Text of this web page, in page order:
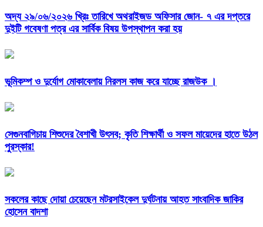
অদ্য ২৯/০৬/২০২৬ খ্রিঃ তারিখে অথরাইজড অফিসার জোন- ৭ এর দপ্তরে
দুইটি গবেষণা পত্র এর সার্বিক বিষয় উপস্থাপন করা হয়
ভূমিকম্প ও দুর্যোগ মোকাবেলায় নিরলস কাজ করে যাচ্ছে রাজউক ।
সেগুনবাগিচায় শিশুদের বৈশাখী উৎসব; কৃতি শিক্ষার্থী ও সফল মায়েদের হাতে উঠল
পুরস্কার!
সকলের কাছে দোয়া চেয়েছেন মটরসাইকেল দুর্ঘটনায় আহত সাংবাদিক জাকির
হোসেন বাদশা